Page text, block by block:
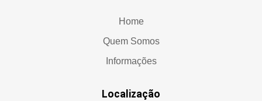
Home
Quem Somos
Informações
Localização